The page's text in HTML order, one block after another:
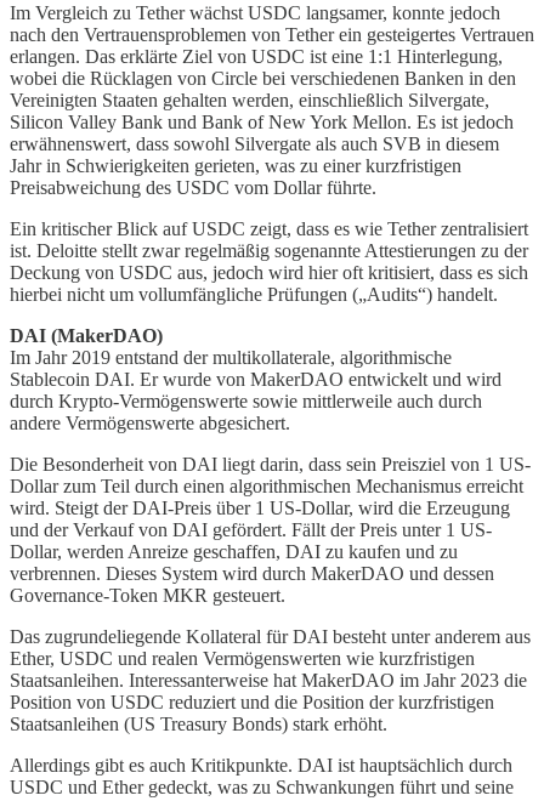
Im Vergleich zu Tether wächst USDC langsamer, konnte jedoch
nach den Vertrauensproblemen von Tether ein gesteigertes Vertrauen
erlangen. Das erklärte Ziel von USDC ist eine 1:1 Hinterlegung,
wobei die Rücklagen von Circle bei verschiedenen Banken in den
Vereinigten Staaten gehalten werden, einschließlich Silvergate,
Silicon Valley Bank und Bank of New York Mellon. Es ist jedoch
erwähnenswert, dass sowohl Silvergate als auch SVB in diesem
Jahr in Schwierigkeiten gerieten, was zu einer kurzfristigen
Preisabweichung des USDC vom Dollar führte.
Ein kritischer Blick auf USDC zeigt, dass es wie Tether zentralisiert
ist. Deloitte stellt zwar regelmäßig sogenannte Attestierungen zu der
Deckung von USDC aus, jedoch wird hier oft kritisiert, dass es sich
hierbei nicht um vollumfängliche Prüfungen („Audits“) handelt.
DAI (MakerDAO)
Im Jahr 2019 entstand der multikollaterale, algorithmische
Stablecoin DAI. Er wurde von MakerDAO entwickelt und wird
durch Krypto-Vermögenswerte sowie mittlerweile auch durch
andere Vermögenswerte abgesichert.
Die Besonderheit von DAI liegt darin, dass sein Preisziel von 1 US-
Dollar zum Teil durch einen algorithmischen Mechanismus erreicht
wird. Steigt der DAI-Preis über 1 US-Dollar, wird die Erzeugung
und der Verkauf von DAI gefördert. Fällt der Preis unter 1 US-
Dollar, werden Anreize geschaffen, DAI zu kaufen und zu
verbrennen. Dieses System wird durch MakerDAO und dessen
Governance-Token MKR gesteuert.
Das zugrundeliegende Kollateral für DAI besteht unter anderem aus
Ether, USDC und realen Vermögenswerten wie kurzfristigen
Staatsanleihen. Interessanterweise hat MakerDAO im Jahr 2023 die
Position von USDC reduziert und die Position der kurzfristigen
Staatsanleihen (US Treasury Bonds) stark erhöht.
Allerdings gibt es auch Kritikpunkte. DAI ist hauptsächlich durch
USDC und Ether gedeckt, was zu Schwankungen führt und seine